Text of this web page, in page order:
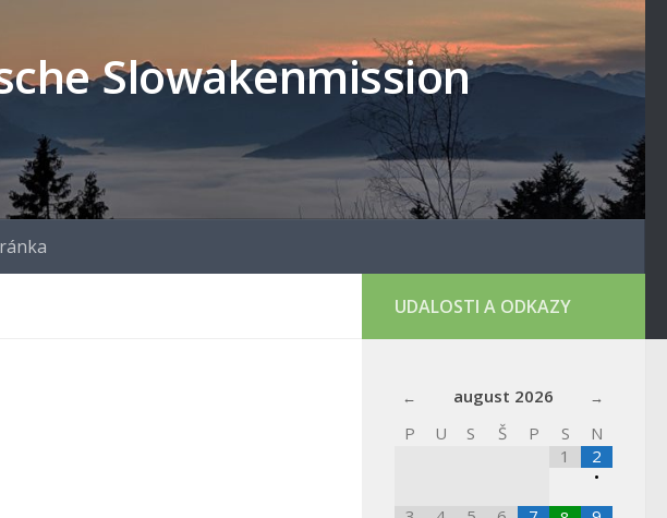
Slowakenmission
UDALOSTI A ODKAZY
august 2026
P
U S Š P S
N
1
2
•